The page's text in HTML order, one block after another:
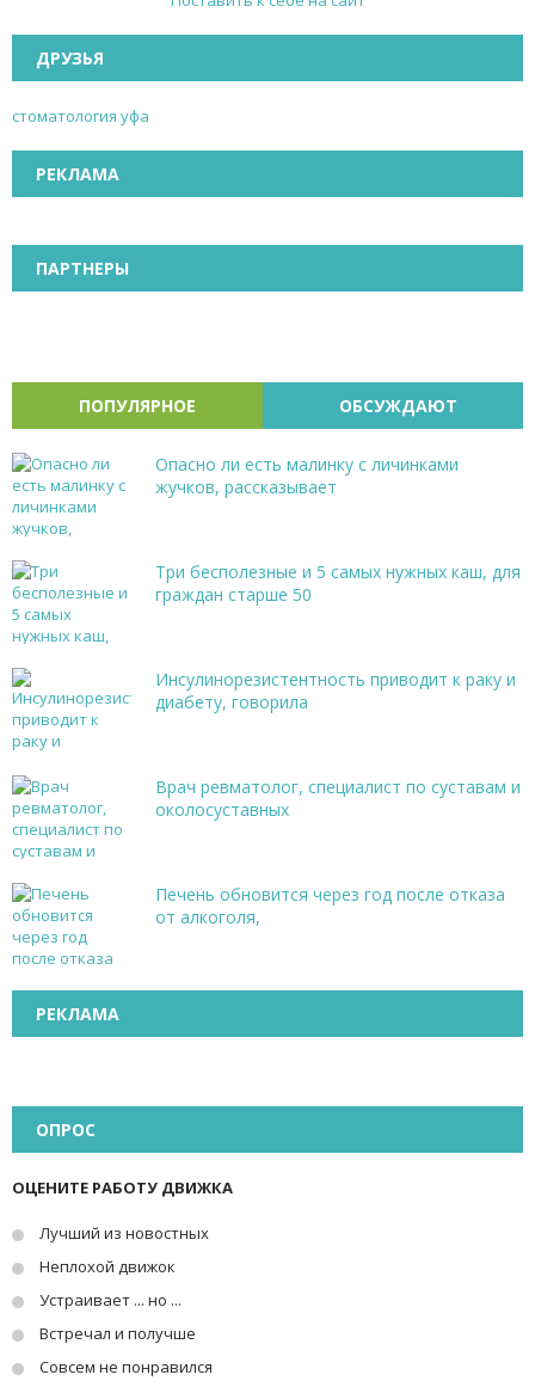
ДРУЗЬЯ
стоматология уфа
РЕКЛАМА
ПАРТНЕРЫ
ПОПУЛЯРНОЕ ОБСУЖДАЮТ
Опасно ли есть малинку с личинками
жучков, рассказывает
Три бесполезные и 5 самых нужных каш, для
граждан старше 50
Инсулинорезистентность приводит к раку и
диабету, говорила
Врач ревматолог, специалист по суставам и
околосуставных
Печень обновится через год после отказа
от алкоголя,
РЕКЛАМА
ОПРОС
ОЦЕНИТЕ РАБОТУ ДВИЖКА
Лучший из новостных
Неплохой движок
Устраивает ... но ...
Встречал и получше
Совсем не понравился